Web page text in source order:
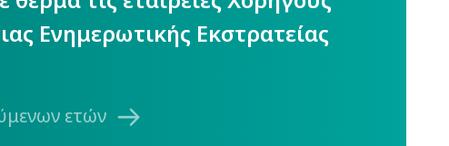
Ενημερωτικής Εκστρατείας
ετών